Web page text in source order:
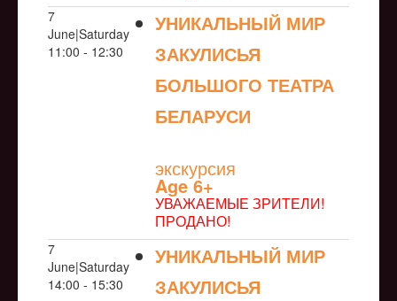
7
June|Saturday
11:00 - 12:30
УНИКАЛЬНЫЙ МИР
ЗАКУЛИСЬЯ
БОЛЬШОГО ТЕАТРА
БЕЛАРУСИ
экскурсия
Age 6+
УВАЖАЕМЫЕ ЗРИТЕЛИ!
ПРОДАНО!
7
June|Saturday
14:00 - 15:30
УНИКАЛЬНЫЙ МИР
ЗАКУЛИСЬЯ